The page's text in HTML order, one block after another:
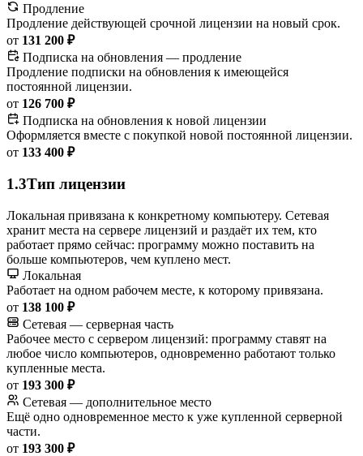
Продление
Продление действующей срочной лицензии на новый срок.
от 131 200 ₽
Подписка на обновления — продление
Продление подписки на обновления к имеющейся
постоянной лицензии.
от 126 700 ₽
Подписка на обновления к новой лицензии
Оформляется вместе с покупкой новой постоянной лицензии.
от 133 400 ₽
1.3Тип лицензии
Локальная привязана к конкретному компьютеру. Сетевая
хранит места на сервере лицензий и раздаёт их тем, кто
работает прямо сейчас: программу можно поставить на
больше компьютеров, чем куплено мест.
Локальная
Работает на одном рабочем месте, к которому привязана.
от 138 100 ₽
Сетевая — серверная часть
Рабочее место с сервером лицензий: программу ставят на
любое число компьютеров, одновременно работают только
купленные места.
от 193 300 ₽
Сетевая — дополнительное место
Ещё одно одновременное место к уже купленной серверной
части.
от 193 300 ₽